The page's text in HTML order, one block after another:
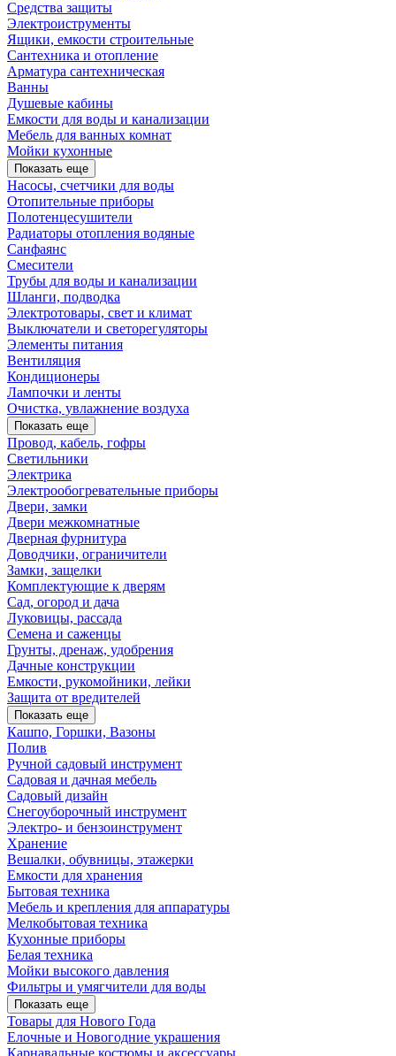
Средства защиты
Электроиструменты
Ящики, емкости строительные
Сантехника и отопление
Арматура сантехническая
Ванны
Душевые кабины
Емкости для воды и канализации
Мебель для ванных комнат
Мойки кухонные
Показать еще
Насосы, счетчики для воды
Отопительные приборы
Полотенцесушители
Радиаторы отопления водяные
Санфаянс
Смесители
Трубы для воды и канализации
Шланги, подводка
Электротовары, свет и климат
Выключатели и светорегуляторы
Элементы питания
Вентиляция
Кондиционеры
Лампочки и ленты
Очистка, увлажнение воздуха
Показать еще
Провод, кабель, гофры
Светильники
Электрика
Электрообогревательные приборы
Двери, замки
Двери межкомнатные
Дверная фурнитура
Доводчики, ограничители
Замки, защелки
Комплектующие к дверям
Сад, огород и дача
Луковицы, рассада
Семена и саженцы
Грунты, дренаж, удобрения
Дачные конструкции
Емкости, рукомойники, лейки
Защита от вредителей
Показать еще
Кашпо, Горшки, Вазоны
Полив
Ручной садовый инструмент
Садовая и дачная мебель
Садовый дизайн
Снегоуборочный инструмент
Электро- и бензоинструмент
Хранение
Вешалки, обувницы, этажерки
Емкости для хранения
Бытовая техника
Мебель и крепления для аппаратуры
Мелкобытовая техника
Кухонные приборы
Белая техника
Мойки высокого давления
Фильтры и умягчители для воды
Показать еще
Товары для Нового Года
Елочные и Новогодние украшения
Карнавальные костюмы и аксессуары